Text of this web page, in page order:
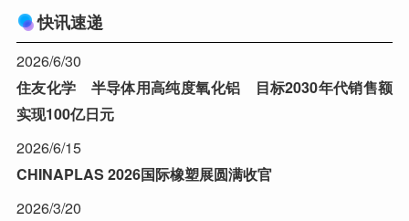
快讯速递
2026/6/30
住友化学 半导体用高纯度氧化铝 目标2030年代销售额
实现100亿日元
2026/6/15
CHINAPLAS 2026国际橡塑展圆满收官
2026/3/20